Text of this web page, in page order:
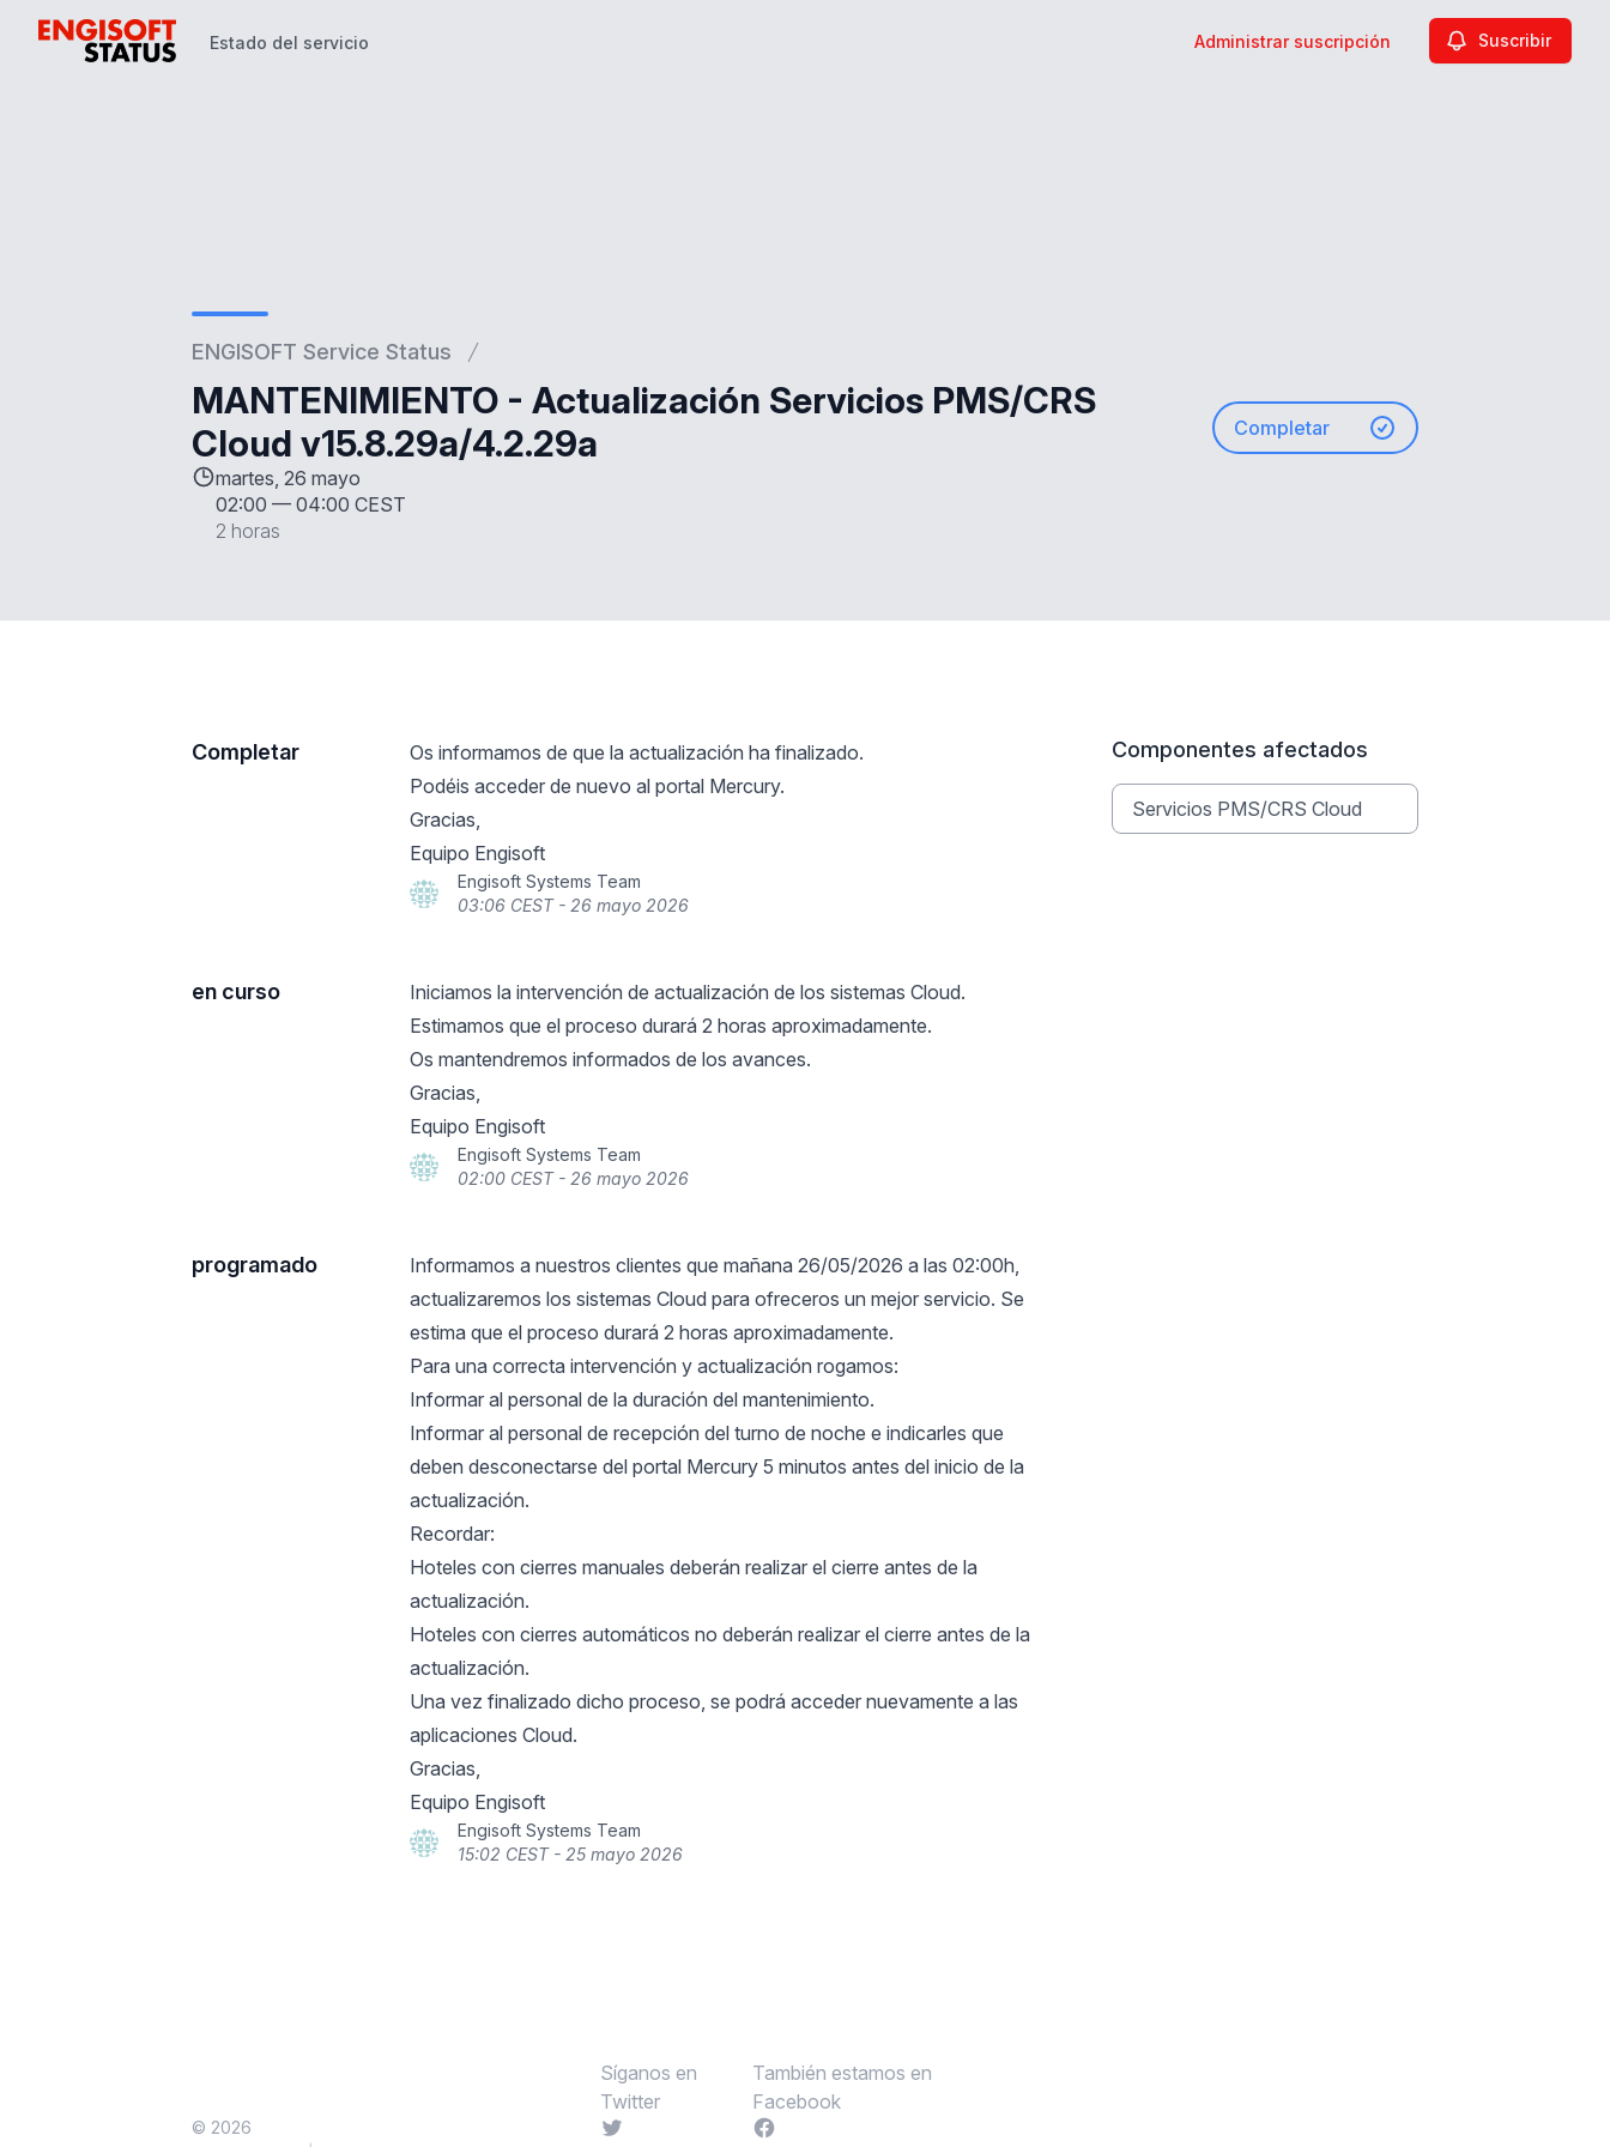
Estado del servicio Administrar suscripción Suscribir
ENGISOFT Service Status
MANTENIMIENTO - Actualización Servicios PMS/CRS
Cloud v15.8.29a/4.2.29a
martes, 26 mayo
02:00 — 04:00 CEST
2 horas
Completar
Completar
Os informamos de que la actualización ha finalizado.
Podéis acceder de nuevo al portal Mercury.
Gracias,
Equipo Engisoft
Engisoft Systems Team
03:06 CEST - 26 mayo 2026
en curso
Iniciamos la intervención de actualización de los sistemas Cloud.
Estimamos que el proceso durará 2 horas aproximadamente.
Os mantendremos informados de los avances.
Gracias,
Equipo Engisoft
Engisoft Systems Team
02:00 CEST - 26 mayo 2026
programado
Informamos a nuestros clientes que mañana 26/05/2026 a las 02:00h,
actualizaremos los sistemas Cloud para ofreceros un mejor servicio. Se
estima que el proceso durará 2 horas aproximadamente.
Para una correcta intervención y actualización rogamos:
Informar al personal de la duración del mantenimiento.
Informar al personal de recepción del turno de noche e indicarles que
deben desconectarse del portal Mercury 5 minutos antes del inicio de la
actualización.
Recordar:
Hoteles con cierres manuales deberán realizar el cierre antes de la
actualización.
Hoteles con cierres automáticos no deberán realizar el cierre antes de la
actualización.
Una vez finalizado dicho proceso, se podrá acceder nuevamente a las
aplicaciones Cloud.
Gracias,
Equipo Engisoft
Engisoft Systems Team
15:02 CEST - 25 mayo 2026
Componentes afectados
Servicios PMS/CRS Cloud
© 2026
Síganos en
TwitterTwitter
También estamos en
FacebookFacebook